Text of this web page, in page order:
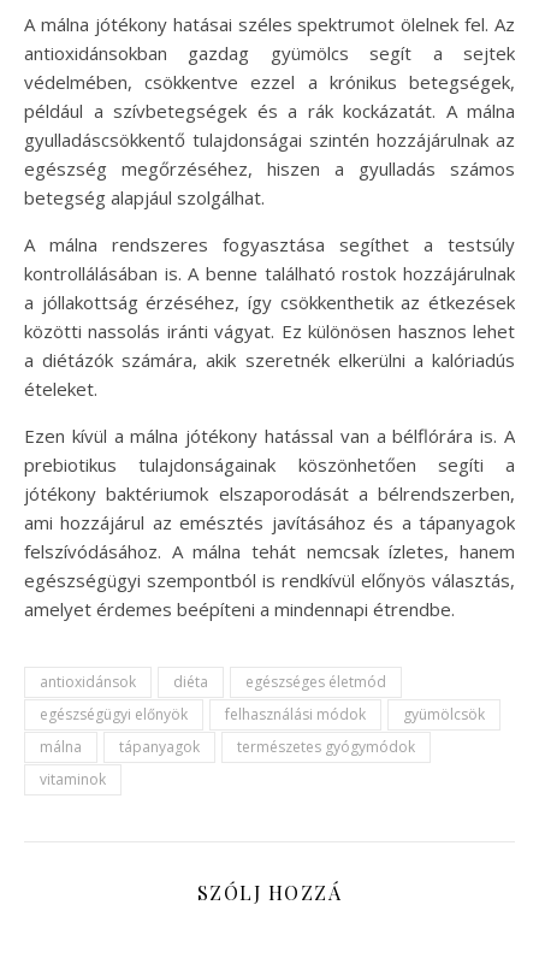
A málna jótékony hatásai széles spektrumot ölelnek fel. Az
antioxidánsokban gazdag gyümölcs segít a sejtek
védelmében, csökkentve ezzel a krónikus betegségek,
például a szívbetegségek és a rák kockázatát. A málna
gyulladáscsökkentő tulajdonságai szintén hozzájárulnak az
egészség megőrzéséhez, hiszen a gyulladás számos
betegség alapjául szolgálhat.
A málna rendszeres fogyasztása segíthet a testsúly
kontrollálásában is. A benne található rostok hozzájárulnak
a jóllakottság érzéséhez, így csökkenthetik az étkezések
közötti nassolás iránti vágyat. Ez különösen hasznos lehet
a diétázók számára, akik szeretnék elkerülni a kalóriadús
ételeket.
Ezen kívül a málna jótékony hatással van a bélflórára is. A
prebiotikus tulajdonságainak köszönhetően segíti a
jótékony baktériumok elszaporodását a bélrendszerben,
ami hozzájárul az emésztés javításához és a tápanyagok
felszívódásához. A málna tehát nemcsak ízletes, hanem
egészségügyi szempontból is rendkívül előnyös választás,
amelyet érdemes beépíteni a mindennapi étrendbe.
antioxidánsok diéta
egészséges életmód
egészségügyi előnyök
felhasználási módok
gyümölcsök
málna
tápanyagok
természetes gyógymódok
vitaminok
SZÓLJ HOZZÁ